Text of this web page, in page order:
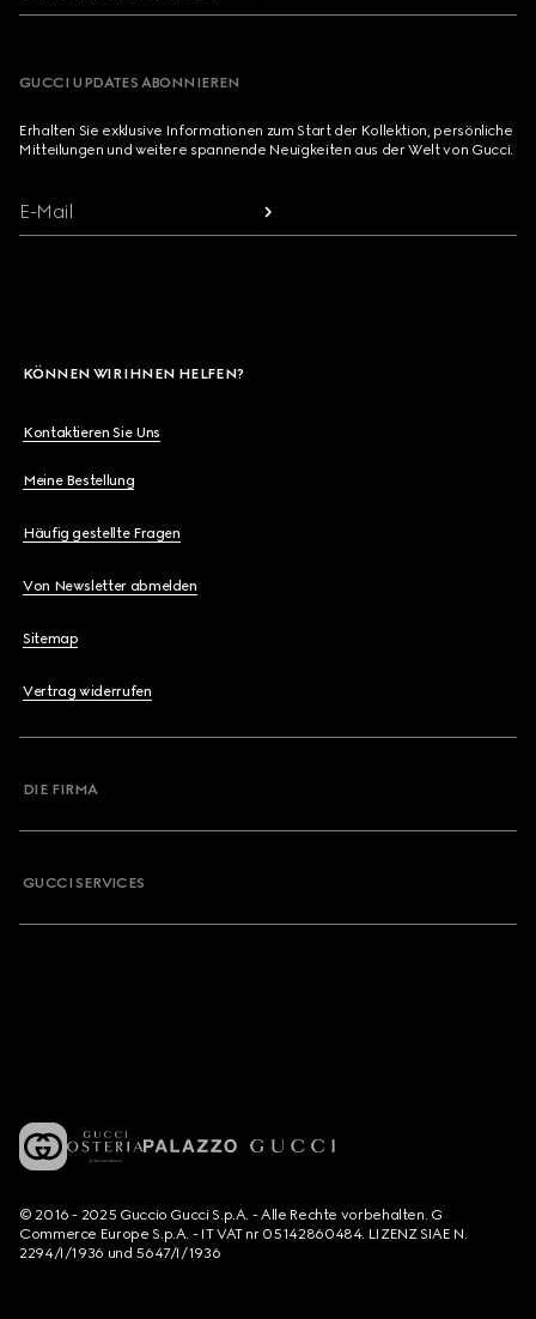
GUCCI UPDATES ABONNIEREN
Erhalten Sie exklusive Informationen zum Start der Kollektion, persönliche
Mitteilungen und weitere spannende Neuigkeiten aus der Welt von Gucci.
E-Mail
KÖNNEN WIR IHNEN HELFEN?
Kontaktieren Sie Uns
Meine Bestellung
Häufig gestellte Fragen
Von Newsletter abmelden
Sitemap
Vertrag widerrufen
DIE FIRMA
GUCCI SERVICES
© 2016 - 2025 Guccio Gucci S.p.A. - Alle Rechte vorbehalten. G
Commerce Europe S.p.A. - IT VAT nr 05142860484. LIZENZ SIAE N.
2294/I/1936 und 5647/I/1936